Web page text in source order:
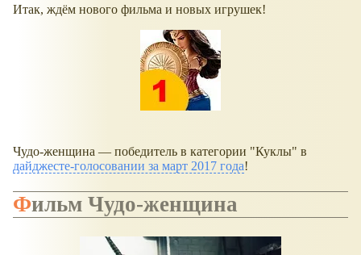
Итак, ждём нового фильма и новых игрушек!
Чудо-женщина — победитель в категории "Куклы" в
дайджесте-голосовании за март 2017 года!
Фильм Чудо-женщина